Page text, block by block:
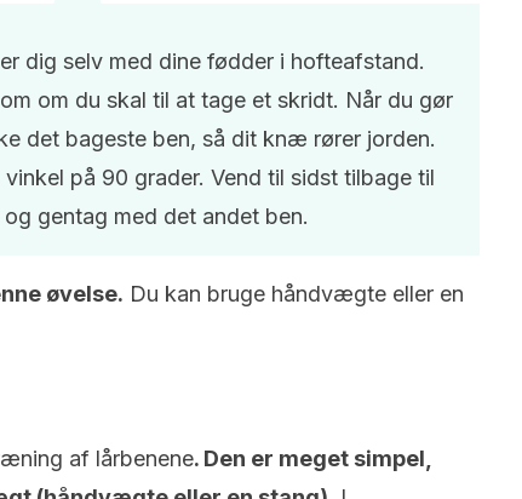
dig selv med dine fødder i hofteafstand.
om du skal til at tage et skridt. Når du gør
det bageste ben, så dit knæ rører jorden.
på 90 grader. Vend til sidst tilbage til
gentag med det andet ben.
øvelse. Du kan bruge håndvægte eller en
af lårbenene. Den er meget simpel,